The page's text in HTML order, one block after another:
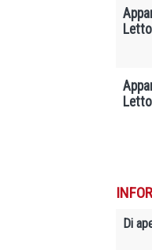
Di